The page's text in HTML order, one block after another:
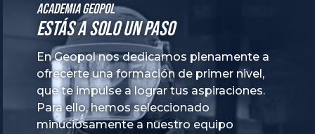
Academia GeoPol
Estás a solo un paso
En Geopol nos dedicamos plenamente a
ofrecerte una formación de primer nivel,
que te impulse a lograr tus aspiraciones.
Para ello, hemos seleccionado
minuciosamente a nuestro equipo